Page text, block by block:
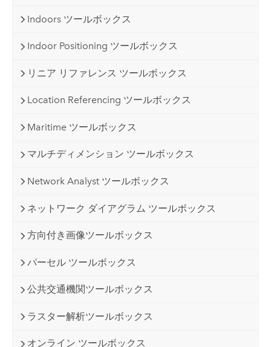
Indoors ツールボックス
Indoor Positioning ツールボックス
リニア リファレンス ツールボックス
Location Referencing ツールボックス
Maritime ツールボックス
マルチディメンション ツールボックス
Network Analyst ツールボックス
ネットワーク ダイアグラム ツールボックス
方向付き画像ツールボックス
パーセル ツールボックス
公共交通機関ツールボックス
ラスター解析ツールボックス
オンライン ツールボックス